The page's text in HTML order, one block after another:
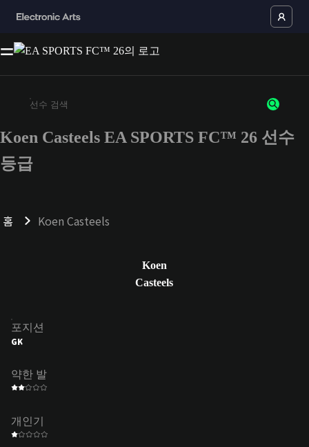
최소 3자 이상의 문자 또는 숫자를 입력하세요
Koen Casteels EA SPORTS FC™ 26 선수
등급
홈 Koen Casteels
Koen
Casteels
포지션
GK
약한 발
개인기